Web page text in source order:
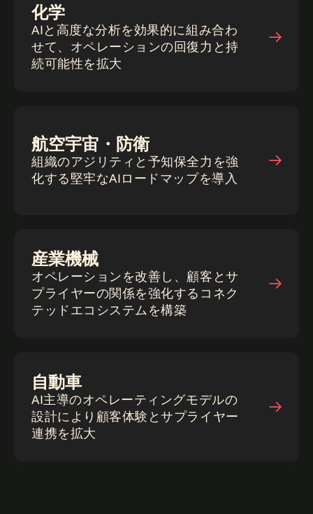
化学
AIと高度な分析を効果的に組み合わ
せて、オペレーションの回復力と持
続可能性を拡大
航空宇宙・防衛
組織のアジリティと予知保全力を強
化する堅牢なAIロードマップを導入
産業機械
オペレーションを改善し、顧客とサ
プライヤーの関係を強化するコネク
テッドエコシステムを構築
自動車
AI主導のオペレーティングモデルの
設計により顧客体験とサプライヤー
連携を拡大